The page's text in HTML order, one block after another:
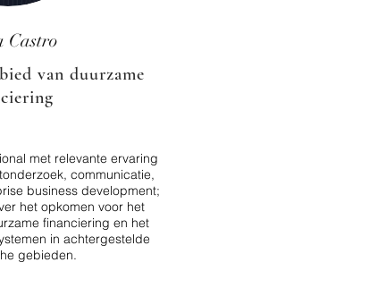
Castro
van duurzame
met relevante ervaring
communicatie,
business development;
het opkomen voor het
financiering en het
in achtergestelde
gebieden.